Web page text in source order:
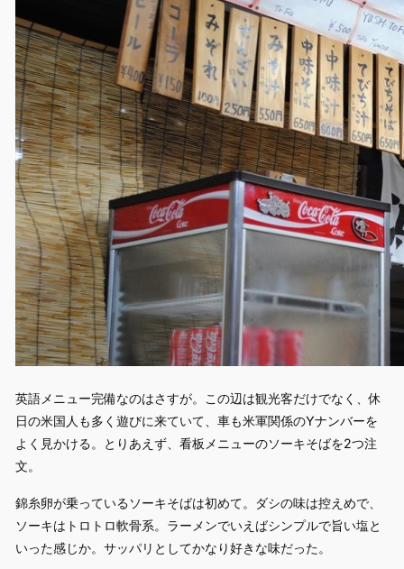
英語メニュー完備なのはさすが。この辺は観光客だけでなく、休
日の米国人も多く遊びに来ていて、車も米軍関係のYナンバーを
よく見かける。とりあえず、看板メニューのソーキそばを2つ注
文。
錦糸卵が乗っているソーキそばは初めて。ダシの味は控えめで、
ソーキはトロトロ軟骨系。ラーメンでいえばシンプルで旨い塩と
いった感じか。サッパリとしてかなり好きな味だった。